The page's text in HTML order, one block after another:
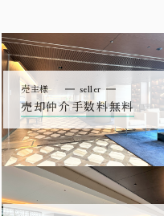
売主様 seller
売却仲介手数料無料